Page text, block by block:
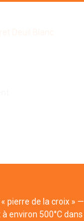
pierre de la croix »
environ 500°C dans